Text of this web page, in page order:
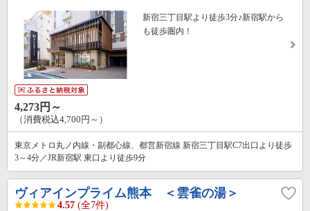
新宿三丁目駅より徒歩3分♪新宿駅から
も徒歩圏内！
4,273円～
（消費税込4,700円～）
東京メトロ丸ノ内線・副都心線、都営新宿線 新宿三丁目駅C7出口より徒歩
3～4分／JR新宿駅 東口より徒歩9分
ヴィアインプライム熊本 ＜雲雀の湯＞
4.57 (全7件)